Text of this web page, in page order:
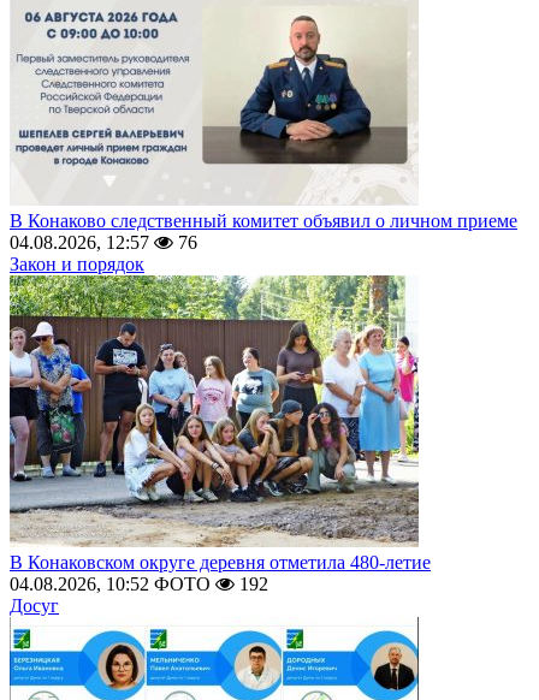
В Конаково следственный комитет объявил о личном приеме
04.08.2026, 12:57
76
Закон и порядок
В Конаковском округе деревня отметила 480-летие
04.08.2026, 10:52 ФОТО
192
Досуг